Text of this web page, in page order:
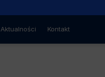
Aktualności Kontakt